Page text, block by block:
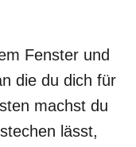
Fenster und
die du dich für
machst du
lässt,